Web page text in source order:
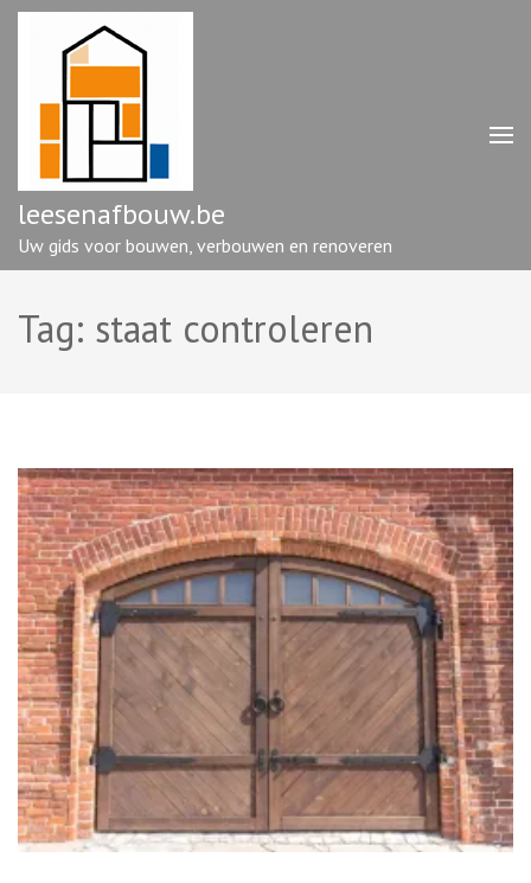
Ga
enter)
leesenafbouw.be
Uw gids voor bouwen, verbouwen en renoveren
Tag: staat controleren